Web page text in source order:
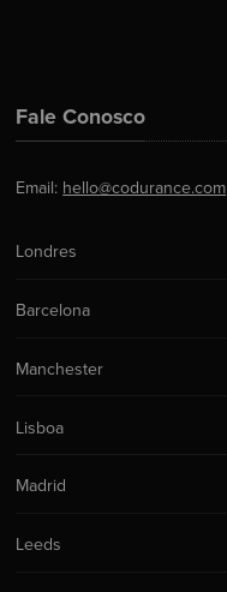
Fale Conosco
Email: hello@codurance.com
Londres
Barcelona
Manchester
Lisboa
Madrid
Leeds